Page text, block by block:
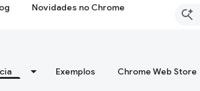
Novidades no Chrome
Exemplos Chrome Web Store